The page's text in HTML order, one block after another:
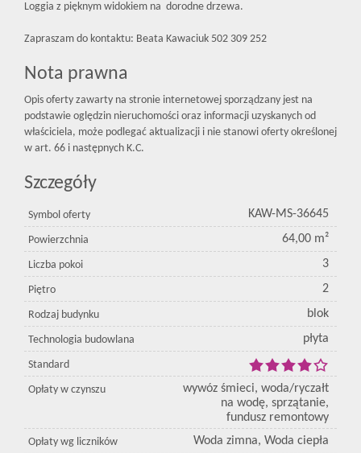
Loggia z pięknym widokiem na dorodne drzewa.
Zapraszam do kontaktu: Beata Kawaciuk 502 309 252
Nota prawna
Opis oferty zawarty na stronie internetowej sporządzany jest na
podstawie oględzin nieruchomości oraz informacji uzyskanych od
właściciela, może podlegać aktualizacji i nie stanowi oferty określonej
w art. 66 i następnych K.C.
Szczegóły
Symbol oferty KAW-MS-36645
Powierzchnia 64,00 m²
Liczba pokoi 3
Piętro 2
Rodzaj budynku blok
Technologia budowlana płyta
Standard
Opłaty w czynszu
wywóz śmieci, woda/ryczałt
na wodę, sprzątanie,
fundusz remontowy
Opłaty wg liczników Woda zimna, Woda ciepła